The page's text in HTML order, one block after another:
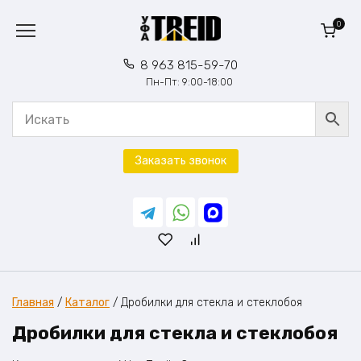
содержанию
8 963 815-59-70
Пн-Пт: 9:00-18:00
0
Заказать звонок
Главная / Каталог / Дробилки для стекла и стеклобоя
Дробилки для стекла и стеклобоя